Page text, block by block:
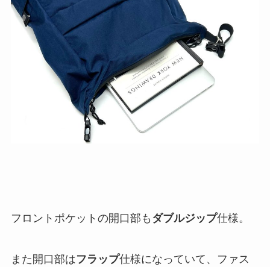
フロントポケットの開口部も ダブルジップ仕様。
また開口部はフラップ仕様になっていて、ファス